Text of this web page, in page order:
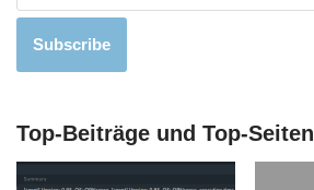
Subscribe
Top-Beiträge und Top-Seiten